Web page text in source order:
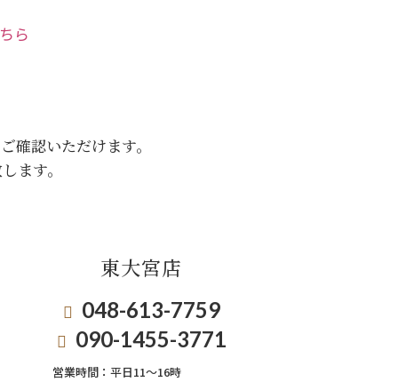
ら
確認いただけます。
ます。
東大宮店
048-613-7759
090-1455-3771
営業時間： 平日11〜16時